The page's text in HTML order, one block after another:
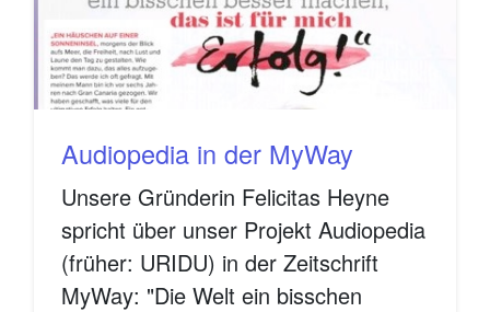
Audiopedia in der MyWay
Unsere Gründerin Felicitas Heyne
spricht über unser Projekt Audiopedia
(früher: URIDU) in der Zeitschrift
MyWay: "Die Welt ein bisschen